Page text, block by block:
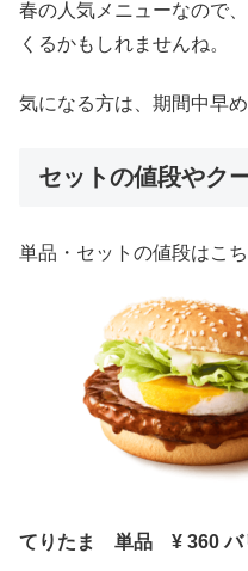
春の人気メニューなので
くるかもしれませんね。
気になる方は、期間中早
セットの値段やク
単品・セットの値段はこち
てりたま 単品 ¥ 360 バ